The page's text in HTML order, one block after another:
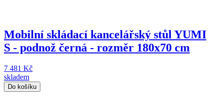
Mobilní skládací kancelářský stůl YUMI
S - podnož černá - rozměr 180x70 cm
7 481 Kč
skladem
Do košíku